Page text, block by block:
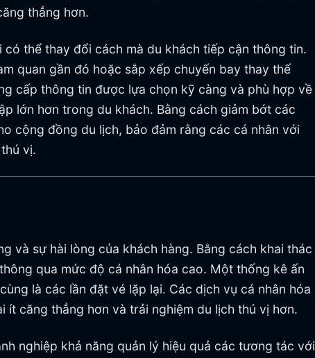
thẳng hơn.
thể thay đổi cách mà du khách tiếp cận thông tin.
quan gần đó hoặc sắp xếp chuyến bay thay thế
cấp thông tin được lựa chọn kỹ càng và phù hợp về
lớn hơn trong du khách. Bằng cách giảm bớt các
cộng đồng du lịch, bảo đảm rằng các cá nhân với
vị.
và sự hài lòng của khách hàng. Bằng cách khai thác
qua mức độ cá nhân hóa cao. Một thống kê ấn
là các lần đặt vé lặp lại. Các dịch vụ cá nhân hóa
căng thẳng hơn và trải nghiệm du lịch thú vị hơn.
nghiệp khả năng quản lý hiệu quả các tương tác với